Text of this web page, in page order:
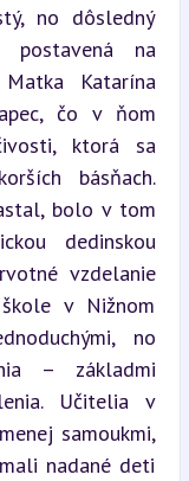
no dôsledný
postavená na
Katarína
čo v ňom
ktorá sa
básňach.
bolo v tom
dedinskou
vzdelanie
v Nižnom
no
– základmi
Učitelia v
samoukmi,
nadané deti